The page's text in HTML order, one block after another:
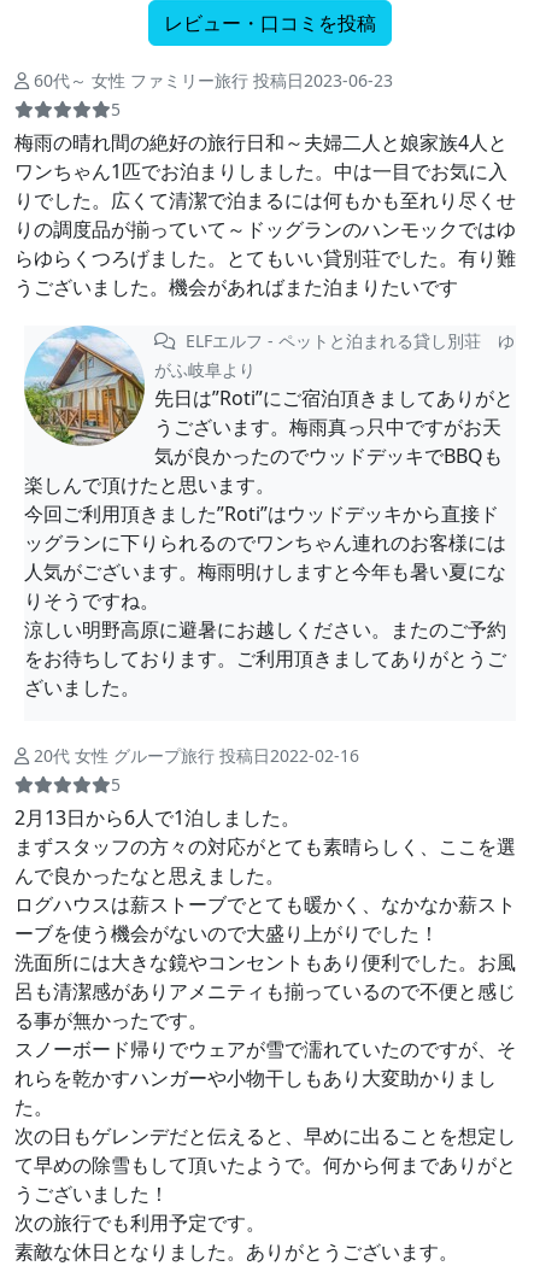
レビュー・口コミを投稿
60代～ 女性 ファミリー旅行 投稿日2023-06-23
5
梅雨の晴れ間の絶好の旅行日和～夫婦二人と娘家族4人と
ワンちゃん1匹でお泊まりしました。中は一目でお気に入
りでした。広くて清潔で泊まるには何もかも至れり尽くせ
りの調度品が揃っていて～ドッグランのハンモックではゆ
らゆらくつろげました。とてもいい貸別荘でした。有り難
うございました。機会があればまた泊まりたいです
ELFエルフ - ペットと泊まれる貸し別荘 ゆ
がふ岐阜より
先日は”Roti”にご宿泊頂きましてありがと
うございます。梅雨真っ只中ですがお天
気が良かったのでウッドデッキでBBQも
楽しんで頂けたと思います。
今回ご利用頂きました”Roti”はウッドデッキから直接ド
ッグランに下りられるのでワンちゃん連れのお客様には
人気がございます。梅雨明けしますと今年も暑い夏にな
りそうですね。
涼しい明野高原に避暑にお越しください。またのご予約
をお待ちしております。ご利用頂きましてありがとうご
ざいました。
20代 女性 グループ旅行 投稿日2022-02-16
5
2月13日から6人で1泊しました。
まずスタッフの方々の対応がとても素晴らしく、ここを選
んで良かったなと思えました。
ログハウスは薪ストーブでとても暖かく、なかなか薪スト
ーブを使う機会がないので大盛り上がりでした！
洗面所には大きな鏡やコンセントもあり便利でした。お風
呂も清潔感がありアメニティも揃っているので不便と感じ
る事が無かったです。
スノーボード帰りでウェアが雪で濡れていたのですが、そ
れらを乾かすハンガーや小物干しもあり大変助かりまし
た。
次の日もゲレンデだと伝えると、早めに出ることを想定し
て早めの除雪もして頂いたようで。何から何までありがと
うございました！
次の旅行でも利用予定です。
素敵な休日となりました。ありがとうございます。